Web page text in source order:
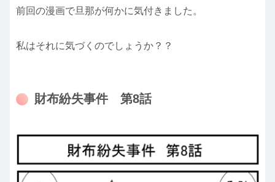
前回の漫画で旦那が何かに気付きました。
私はそれに気づくのでしょうか？？
財布紛失事件 第8話